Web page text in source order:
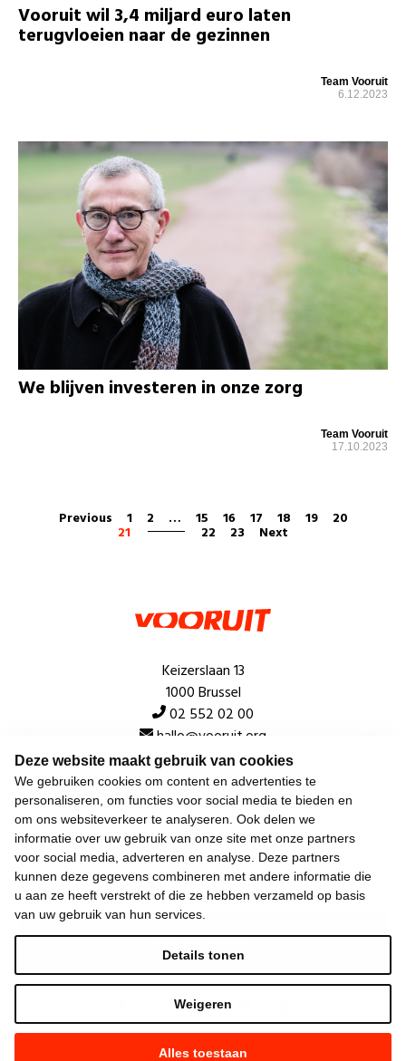
Deze website maakt gebruik van cookies
We gebruiken cookies om content en advertenties te
personaliseren, om functies voor social media te bieden en
om ons websiteverkeer te analyseren. Ook delen we
informatie over uw gebruik van onze site met onze partners
voor social media, adverteren en analyse. Deze partners
kunnen deze gegevens combineren met andere informatie die
u aan ze heeft verstrekt of die ze hebben verzameld op basis
van uw gebruik van hun services.
Alles toestaan
Weigeren
Details tonen
Vooruit wil 3,4 miljard euro laten
terugvloeien naar de gezinnen
Team Vooruit
6.12.2023
We blijven investeren in onze zorg
Team Vooruit
17.10.2023
Previous 1 2 … 15 16 17 18 19 20
21 22 23 Next
Keizerslaan 13
1000 Brussel
02 552 02 00
hallo@vooruit.org
Snel
Over de beweging
Algemeen
Laatste nieuws